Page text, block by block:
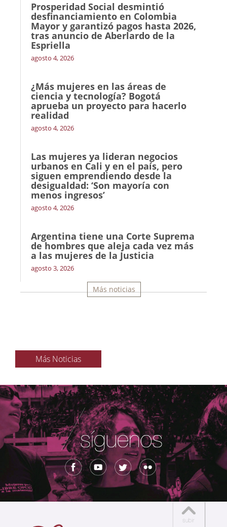
Prosperidad Social desmintió
desfinanciamiento en Colombia
Mayor y garantizó pagos hasta 2026,
tras anuncio de Aberlardo de la
Espriella
agosto 4, 2026
¿Más mujeres en las áreas de
ciencia y tecnología? Bogotá
aprueba un proyecto para hacerlo
realidad
agosto 4, 2026
Las mujeres ya lideran negocios
urbanos en Cali y en el país, pero
siguen emprendiendo desde la
desigualdad: ‘Son mayoría con
menos ingresos’
agosto 4, 2026
Argentina tiene una Corte Suprema
de hombres que aleja cada vez más
a las mujeres de la Justicia
agosto 3, 2026
Más noticias
Más Noticias